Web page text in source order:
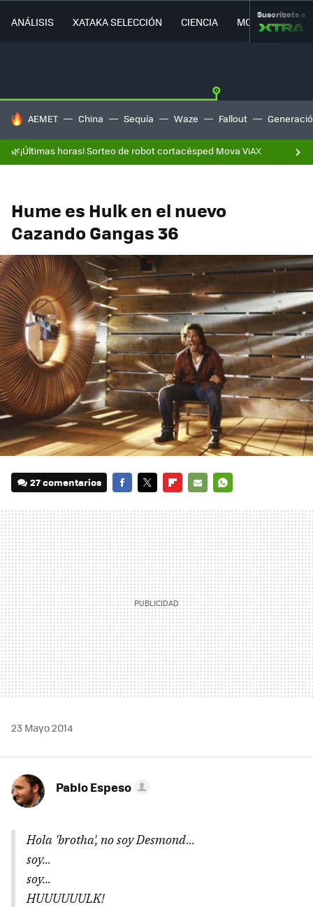
ANÁLISIS XATAKA SELECCIÓN CIENCIA MOVILIDAD
Suscríbete a
HOY SE HABLA DE
AEMET China Sequía Waze Fallout
🌿¡Últimas horas! Sorteo de robot cortacésped Mova ViAX
Hume es Hulk en el nuevo
Cazando Gangas 36
27 comentarios
MAIL
23 Mayo 2014
Pablo Espeso
Hola 'brotha', no soy Desmond...
soy...
soy...
HUUUUUULK!